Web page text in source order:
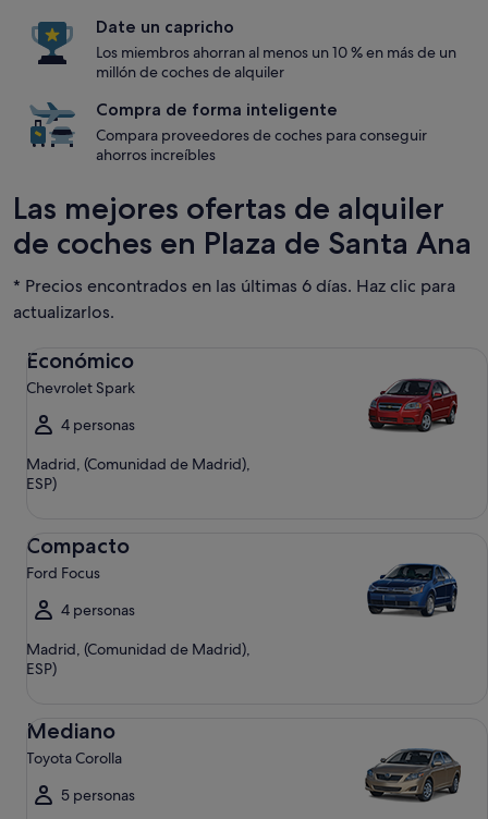
Date un capricho
Los miembros ahorran al menos un 10 % en más de un
millón de coches de alquiler
Compra de forma inteligente
Compara proveedores de coches para conseguir
ahorros increíbles
Las mejores ofertas de alquiler
de coches en Plaza de Santa Ana
* Precios encontrados en las últimas 6 días. Haz clic para
actualizarlos.
Económico
Chevrolet Spark
4 personas
Madrid, (Comunidad de Madrid),
ESP)
Compacto
Ford Focus
4 personas
Madrid, (Comunidad de Madrid),
ESP)
Mediano
Toyota Corolla
5 personas